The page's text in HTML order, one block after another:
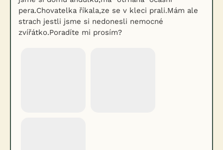
pera.Chovatelka říkala,ze se v kleci prali.Mám ale
strach jestli jsme si nedonesli nemocné
zvířátko.Poradíte mi prosím?